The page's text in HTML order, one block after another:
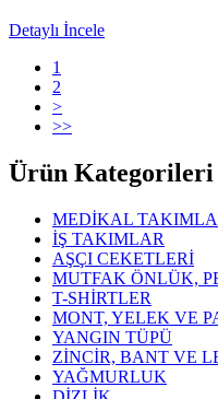
Detaylı İncele
1
2
>
>>
Ürün Kategorileri
MEDİKAL
İŞ TAKIMLAR
AŞÇI CEKETLERİ
MUTFAK ÖNLÜK,
T-SHİRTLER
MONT, YELEK VE
YANGIN TÜPÜ
ZİNCİR, BANT VE
YAĞMURLUK